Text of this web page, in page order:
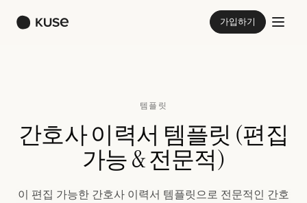
가입하기
템플릿
간호사 이력서 템플릿 (편집
가능 & 전문적)
이 편집 가능한 간호사 이력서 템플릿으로 전문적인 간호